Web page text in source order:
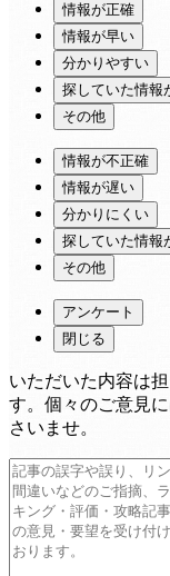
情報が正確
情報が早い
分かりやすい
探していた情報
その他
情報が不正確
情報が遅い
分かりにくい
探していた情報
その他
アンケート
閉じる
いただいた内容は
す。個々のご意見
さいませ。